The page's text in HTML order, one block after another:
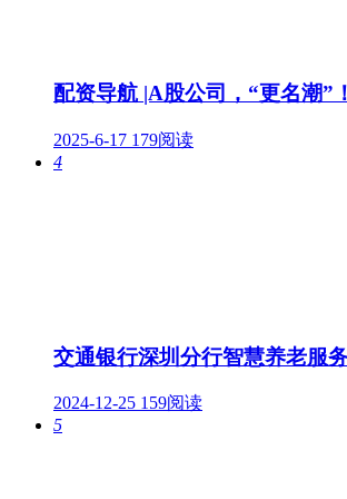
配资导航 |A股公司，“更名潮”！
2025-6-17 179阅读
4
交通银行深圳分行智慧养老服
2024-12-25 159阅读
5